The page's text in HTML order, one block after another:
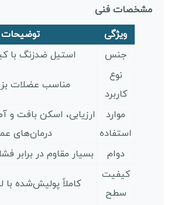
مشخصات فنی
ویژگی
توضیحات
جنس
استیل ضدزنگ با
نوع
کاربرد
مناسب عضلات
موارد
استفاده
ارزیابی، اسکن بافت و
درمان‌های
دوام
بسیار مقاوم در برابر
کیفیت
سطح
کاملاً پولیش‌شده با